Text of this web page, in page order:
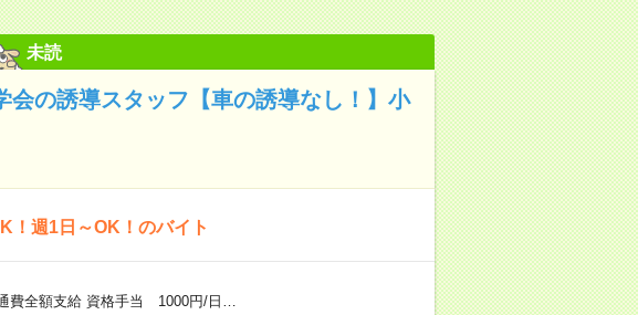
未読
の誘導スタッフ【車の誘導なし！】小
！週1日～OK！のバイト
費全額支給 資格手当 1000円/日…